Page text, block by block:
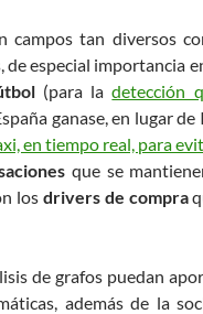
campos tan diversos
especial importancia
(para ladetección
ganase, en lugar
en tiempo real, para
que se
los drivers de compra
de grafos puedan
además de la